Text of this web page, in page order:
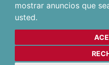
mostrar anuncios que
usted.